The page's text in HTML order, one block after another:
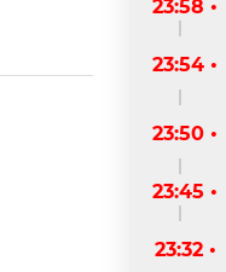
23:58 •
23:54 •
23:50 •
23:45 •
23:32 •